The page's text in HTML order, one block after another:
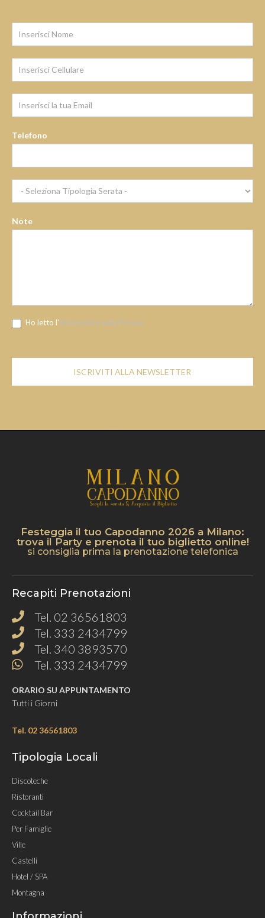
Telefono
Note
Ho letto l'Informativa sulla Privacy
ISCRIVITI ALLA NEWSLETTER
Festeggia il tuo Capodanno 2026 a Milano:
trova il Party e prenota il tuo biglietto online!
si consiglia prima la prenotazione telefonica
Recapiti Prenotazioni
Tel. 02 36561803
Tel. 333 2434799
Tel. 340 3893570
Tel. 333 2434799
ORARIO SU APPUNTAMENTO
Tutti i Giorni
Tel. 02 36561803
Tipologia Locali
Discoteche
Ristoranti
Cocktail Bar
Per Famiglie
Ville
Castelli
Hotel / SPA
Montagna